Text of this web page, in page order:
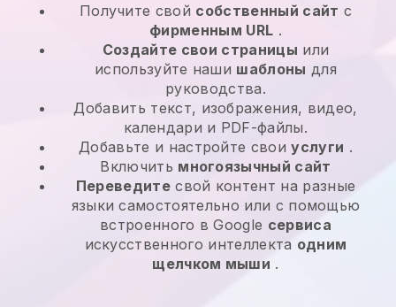
Получите свой собственный сайт с
фирменным URL .
Создайте свои страницы или
используйте наши шаблоны для
руководства.
Добавить текст, изображения, видео,
календари и PDF-файлы.
Добавьте и настройте своиуслуги .
Включить многоязычный сайт
Переведитесвой контент на разные
языки самостоятельно или с помощью
встроенного в Google сервиса
искусственного интеллекта одним
щелчком мыши .